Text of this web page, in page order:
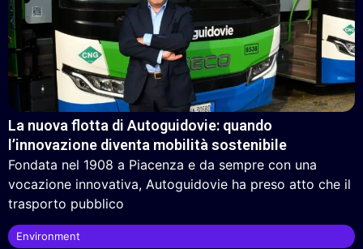
La nuova flotta di Autoguidovie: quando
l’innovazione diventa mobilità sostenibile
Fondata nel 1908 a Piacenza e da sempre con una
vocazione innovativa, Autoguidovie ha preso atto che il
trasporto pubblico
Environment